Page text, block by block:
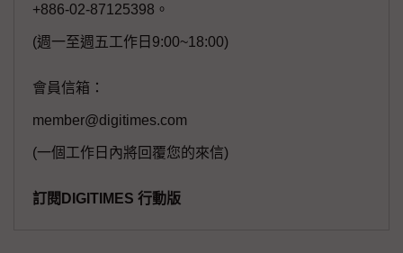
+886-02-87125398。
(週一至週五工作日9:00~18:00)
會員信箱：
member@digitimes.com
(一個工作日內將回覆您的來信)
訂閱DIGITIMES 行動版